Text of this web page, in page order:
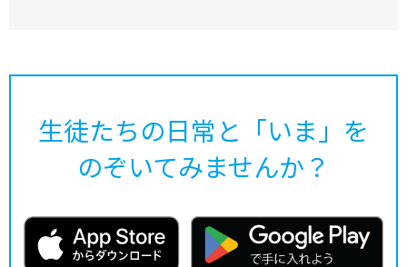
生徒たちの日常と「いま」を
のぞいてみませんか？